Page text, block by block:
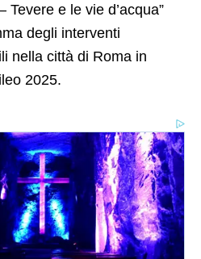
Tevere e le vie d’acqua”
degli interventi
nella città di Roma in
2025.